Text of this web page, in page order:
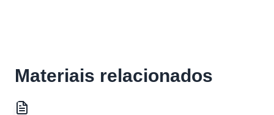
Materiais relacionados